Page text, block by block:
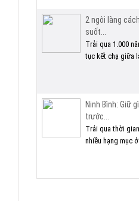
2 ngôi làng
suốt...
Trải qua 1.000
tục kết chạ giữa
Ninh Bình: Giữ
trước...
Trải qua thời
nhiều hạng mục